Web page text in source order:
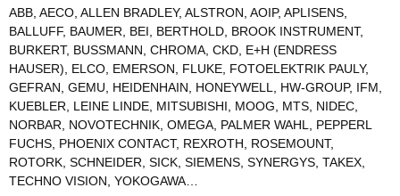
ABB, AECO, ALLEN BRADLEY, ALSTRON, AOIP, APLISENS,
BALLUFF, BAUMER, BEI, BERTHOLD, BROOK INSTRUMENT,
BURKERT, BUSSMANN, CHROMA, CKD, E+H (ENDRESS
HAUSER), ELCO, EMERSON, FLUKE, FOTOELEKTRIK PAULY,
GEFRAN, GEMU, HEIDENHAIN, HONEYWELL, HW-GROUP, IFM,
KUEBLER, LEINE LINDE, MITSUBISHI, MOOG, MTS, NIDEC,
NORBAR, NOVOTECHNIK, OMEGA, PALMER WAHL, PEPPERL
FUCHS, PHOENIX CONTACT, REXROTH, ROSEMOUNT,
ROTORK, SCHNEIDER, SICK, SIEMENS, SYNERGYS, TAKEX,
TECHNO VISION, YOKOGAWA…